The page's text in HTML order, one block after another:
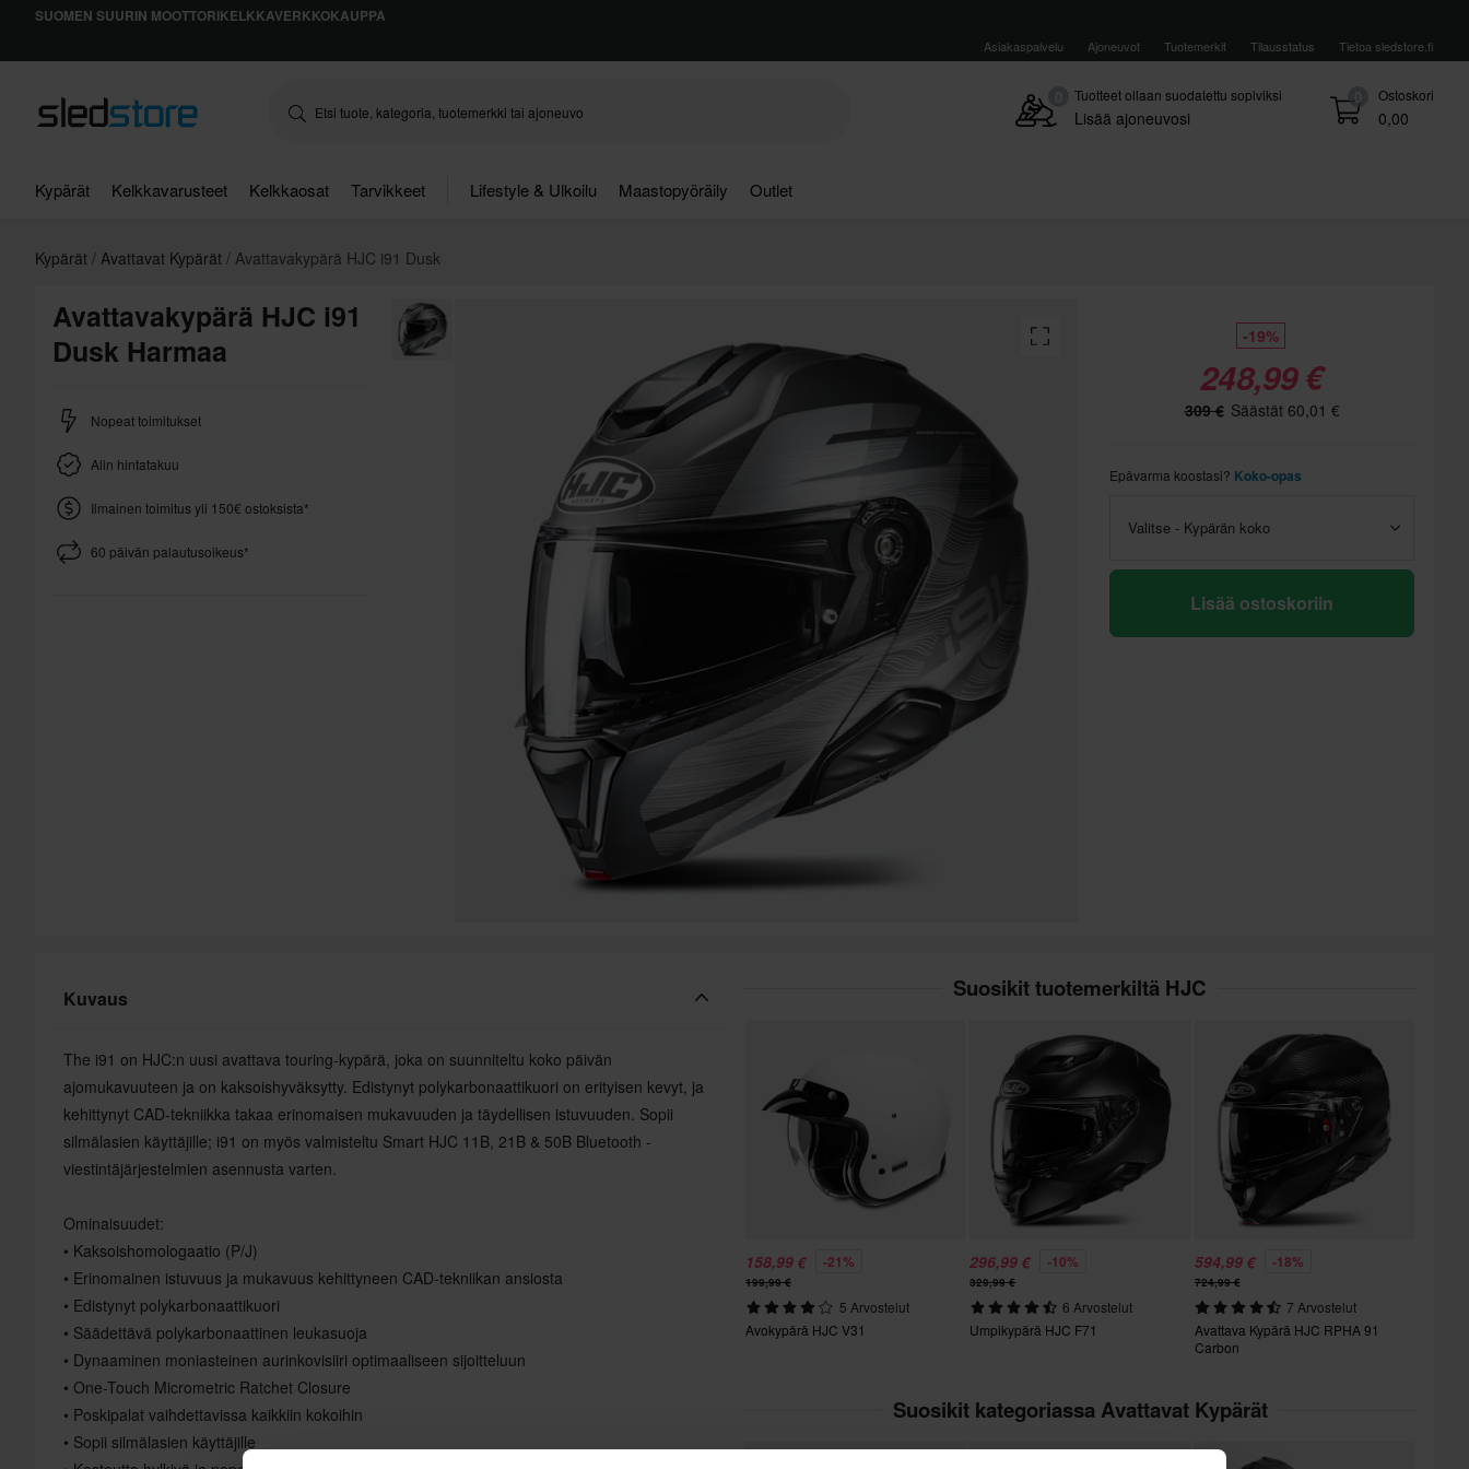
SUOMEN SUURIN MOOTTORIKELKKAVERKKOKAUPPA
Asiakaspalvelu Ajoneuvot Tuotemerkit Tilausstatus Tietoa sledstore.fi
0 Ostoskori
0,00
Tuotteet ollaan suodatettu sopiviksi
Lisää ajoneuvosi
Kypärät Kelkkavarusteet Kelkkaosat Tarvikkeet Lifestyle & Ulkoilu Maastopyöräily Outlet
Kypärät Avattavat Kypärät Avattavakypärä HJC i91 Dusk
Avattavakypärä HJC i91
Dusk Harmaa
Nopeat toimitukset
Alin hintatakuu
Ilmainen toimitus yli 150€ ostoksista*
60 päivän palautusoikeus*
-19%
248,99 €
309 € Säästät 60,01 €
Epävarma koostasi? Koko-opas
Valitse - Kypärän koko
Lisää ostoskoriin
Kuvaus
The i91 on HJC:n uusi avattava touring-kypärä, joka on suunniteltu koko päivän
ajomukavuuteen ja on kaksoishyväksytty. Edistynyt polykarbonaattikuori on erityisen kevyt, ja
kehittynyt CAD-tekniikka takaa erinomaisen mukavuuden ja täydellisen istuvuuden. Sopii
silmälasien käyttäjille; i91 on myös valmisteltu Smart HJC 11B, 21B & 50B Bluetooth -
viestintäjärjestelmien asennusta varten.
Ominaisuudet:
• Kaksoishomologaatio (P/J)
• Erinomainen istuvuus ja mukavuus kehittyneen CAD-tekniikan ansiosta
• Edistynyt polykarbonaattikuori
• Säädettävä polykarbonaattinen leukasuoja
• Dynaaminen moniasteinen aurinkovisiiri optimaaliseen sijoitteluun
• One-Touch Micrometric Ratchet Closure
• Poskipalat vaihdettavissa kaikkiin kokoihin
• Sopii silmälasien käyttäjille
Suosikit tuotemerkiltä HJC
158,99 € -21%
199,99 €
5 Arvostelut
Avokypärä HJC V31
296,99 € -10%
329,99 €
6 Arvostelut
Umpikypärä HJC F71
594,99 € -18%
724,99 €
7 Arvostelut
Avattava Kypärä HJC RPHA 91
Carbon
Suosikit kategoriassa Avattavat Kypärät